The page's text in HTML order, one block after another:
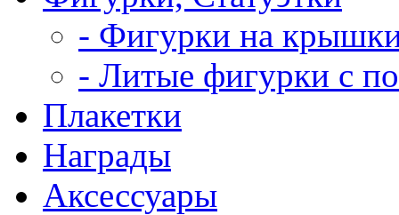
- Фигурки на
- Литые фигурки с
Плакетки
Награды
Аксессуары